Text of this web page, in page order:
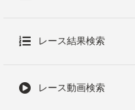
レース結果検索
レース動画検索